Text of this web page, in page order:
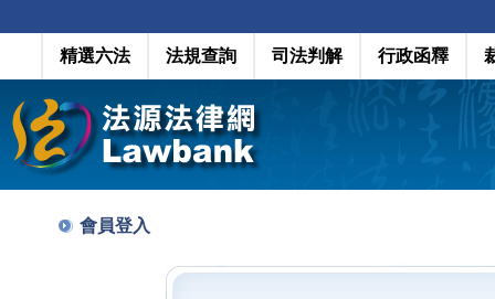
精選六法 法規查詢 司法判解 行政函釋
會員登入